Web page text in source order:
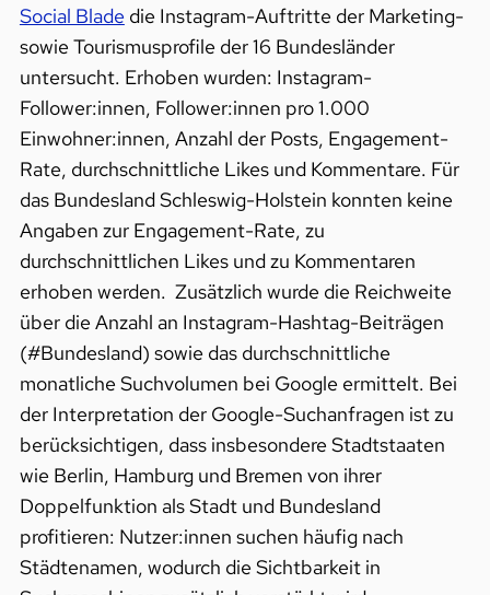
Social Bladedie Instagram-Auftritte der Marketing-
sowie Tourismusprofile der 16 Bundesländer
untersucht. Erhoben wurden: Instagram-
Follower:innen, Follower:innen pro 1.000
Einwohner:innen, Anzahl der Posts, Engagement-
Rate, durchschnittliche Likes und Kommentare. Für
das Bundesland Schleswig-Holstein konnten keine
Angaben zur Engagement-Rate, zu
durchschnittlichen Likes und zu Kommentaren
erhoben werden. Zusätzlich wurde die Reichweite
über die Anzahl an Instagram-Hashtag-Beiträgen
(#Bundesland) sowie das durchschnittliche
monatliche Suchvolumen bei Google ermittelt. Bei
der Interpretation der Google-Suchanfragen ist zu
berücksichtigen, dass insbesondere Stadtstaaten
wie Berlin, Hamburg und Bremen von ihrer
Doppelfunktion als Stadt und Bundesland
profitieren: Nutzer:innen suchen häufig nach
Städtenamen, wodurch die Sichtbarkeit in